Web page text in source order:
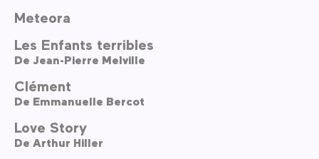
Meteora
Les Enfants terribles
De Jean-Pierre Melville
Clément
De Emmanuelle Bercot
Love Story
De Arthur Hiller